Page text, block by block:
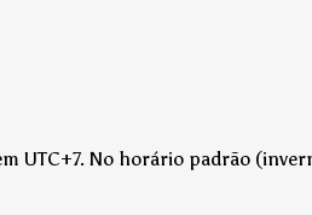
UTC+7. No horário padrão